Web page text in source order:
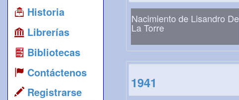
Historia
Librerías
Bibliotecas
Contáctenos
Registrarse
Nacimiento de Lisandro De
La Torre
1941